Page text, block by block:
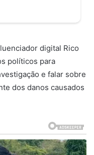
digital Rico
políticos para
e falar sobre
dos danos causados